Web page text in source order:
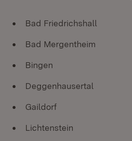
Bad Friedrichshall
Bad Mergentheim
Bingen
Deggenhausertal
Gaildorf
Lichtenstein